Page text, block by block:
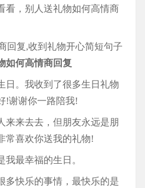
看，别人送礼物如何高情商
如何高情商回复
。我收到了很多生日礼物
!谢谢你一路陪我!
来去去，但朋友永远是朋
常喜欢你送我的礼物!
最幸福的生日。
快乐的事情，最快乐的是